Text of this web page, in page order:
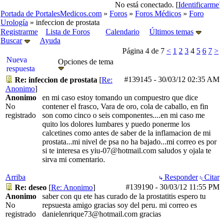
No está conectado. [Identificarme
Portada de PortalesMedicos.com » Foros » Foros Médicos » Foro
Urología » infeccion de prostata
Registrarme
Lista de Foros Calendario
Últimos temas
Buscar
Ayuda
Página 4 de 7 < 1 2 3 4 5 6 7 >
Nueva
respuesta
Opciones de tema
#139145 - 30/03/12 02:35 AM
Re: infeccion de prostata [Re:
Anonimo]
Anonimo
No
registrado
en mi caso estoy tomando un compuestro que dice
contener el frasco, Vara de oro, cola de caballo, en fin
son como cinco o seis componentes....en mi caso me
quito los dolores lumbares y puedo ponerme los
calcetines como antes de saber de la inflamacion de mi
prostata...mi nivel de psa no ha bajado...mi correo es por
si te interesa es yiu-07@hotmail.com saludos y ojala te
sirva mi comentario.
Arriba Responder
Citar
#139190 - 30/03/12 11:55 PM
Re: deseo [Re: Anonimo]
Anonimo
No
registrado
saber con qu ete has curado de la prostatitis espero tu
repsuesta amigo gracias soy del peru. mi correo es
danielenrique73@hotmail.com gracias